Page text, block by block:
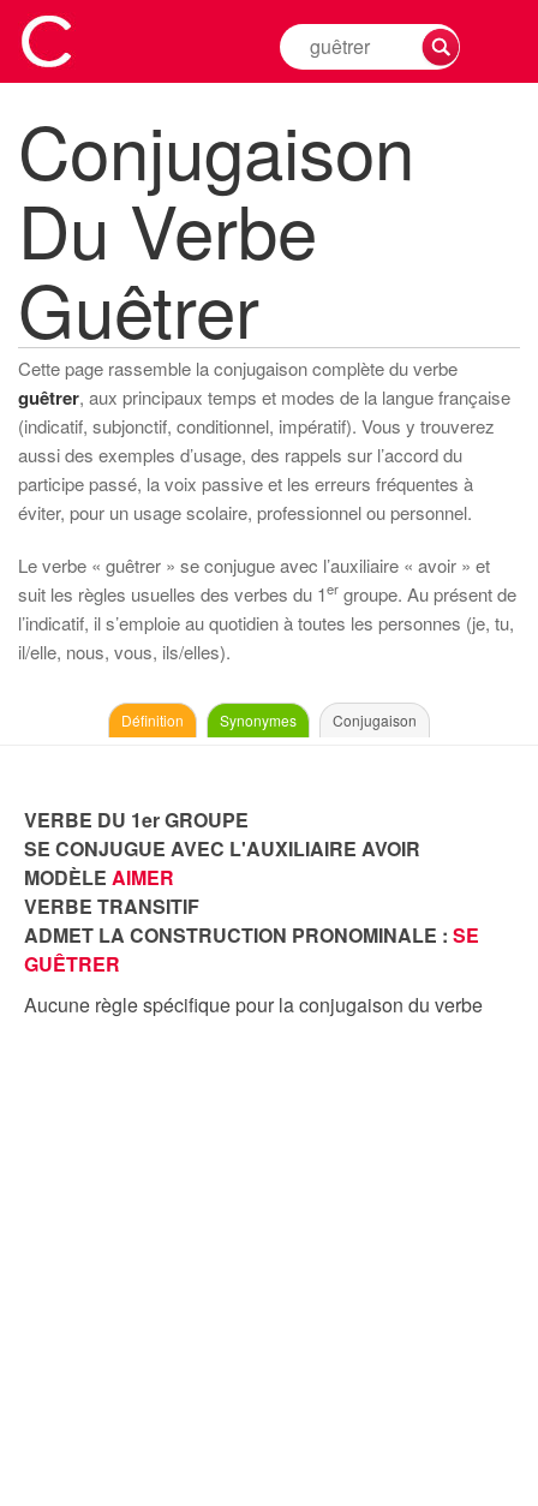
Rechercher
la
d'un
verbe
Conjugaison
Du Verbe
Guêtrer
Cette page rassemble la conjugaison complète du verbe
guêtrer, aux principaux temps et modes de la langue française
(indicatif, subjonctif, conditionnel, impératif). Vous y trouverez
aussi des exemples d’usage, des rappels sur l’accord du
participe passé, la voix passive et les erreurs fréquentes à
éviter, pour un usage scolaire, professionnel ou personnel.
Le verbe « guêtrer » se conjugue avec l’auxiliaire « avoir » et
suit les règles usuelles des verbes du 1er groupe. Au présent de
l’indicatif, il s’emploie au quotidien à toutes les personnes (je, tu,
il/elle, nous, vous, ils/elles).
Définition Synonymes Conjugaison
VERBE DU 1er GROUPE
SE CONJUGUE AVEC L'AUXILIAIRE AVOIR
MODÈLE AIMER
VERBE TRANSITIF
ADMET LA CONSTRUCTION PRONOMINALE : SE
GUÊTRER
Aucune règle spécifique pour la conjugaison du verbe